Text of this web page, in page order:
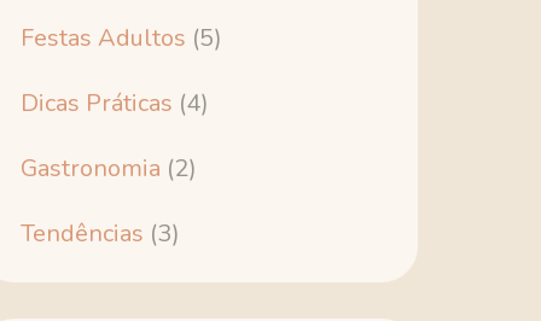
Festas Adultos (5)
Dicas Práticas (4)
Gastronomia (2)
Tendências (3)